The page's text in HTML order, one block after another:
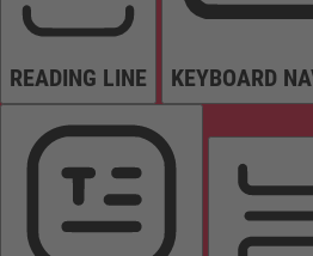
READING LINE KEYBOARD